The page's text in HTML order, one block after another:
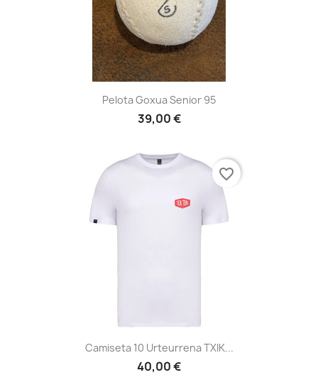
Pelota Goxua Senior 95
39,00 €
Camiseta 10 Urteurrena TXIK...
40,00 €
favorite_border